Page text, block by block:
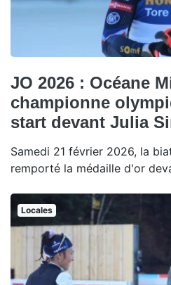
JO 2026 : Océane
championne
start devant Julia
Samedi 21 février 2026, la
remporté la médaille d'or
Locales